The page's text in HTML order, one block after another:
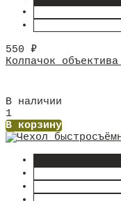
550 ₽
Колпачок
В наличии
1
В корзину